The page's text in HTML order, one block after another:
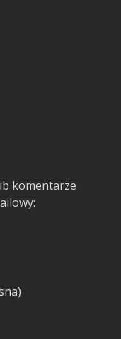
komentarze